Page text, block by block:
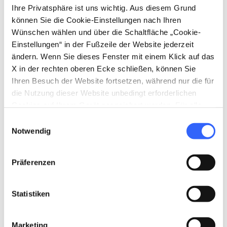
Ihre Privatsphäre ist uns wichtig. Aus diesem Grund
können Sie die Cookie-Einstellungen nach Ihren
Wünschen wählen und über die Schaltfläche „Cookie-
Einstellungen“ in der Fußzeile der Website jederzeit
ändern. Wenn Sie dieses Fenster mit einem Klick auf das
X in der rechten oberen Ecke schließen, können Sie
Ihren Besuch der Website fortsetzen, während nur die für
die Nutzung dieser Website unbedingt erforderlichen
Zustimmung.
Notwendig
Präferenzen
Statistiken
Marketing
directions Wegbeschreibung
Hinweise
Piazza Giacomo Matteotti, Radicondoli
schedule
email E-Mail-Adresse
language Website